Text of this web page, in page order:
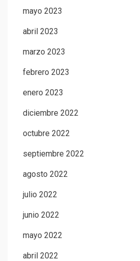
mayo 2023
abril 2023
marzo 2023
febrero 2023
enero 2023
diciembre 2022
octubre 2022
septiembre 2022
agosto 2022
julio 2022
junio 2022
mayo 2022
abril 2022